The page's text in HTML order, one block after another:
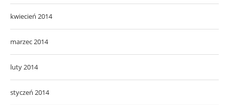
kwiecień 2014
marzec 2014
luty 2014
styczeń 2014